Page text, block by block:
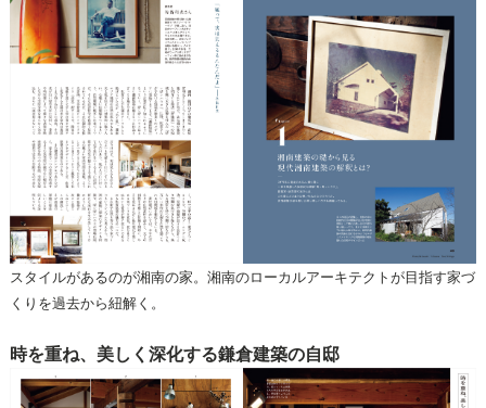
スタイルがあるのが湘南の家。湘南のローカルアーキテクトが目指す家づ
くりを過去から紐解く。
時を重ね、美しく深化する鎌倉建築の自邸